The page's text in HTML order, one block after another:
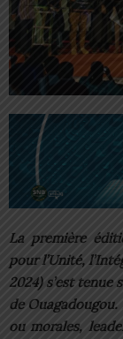
La première
pour l’Unité,
2024) s’est tenue
de
ou morales,